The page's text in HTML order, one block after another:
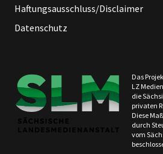
Haftungsausschluss/Disclaimer
Datenschutz
Das
LZ
die
privaten
Diese
durch
vom